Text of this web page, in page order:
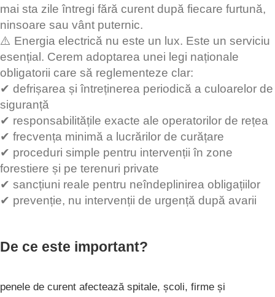
mai sta zile întregi fără curent după fiecare furtună,
ninsoare sau vânt puternic.
⚠️ Energia electrică nu este un lux. Este un serviciu
esențial. Cerem adoptarea unei legi naționale
obligatorii care să reglementeze clar:
✔ defrișarea și întreținerea periodică a culoarelor de
siguranță
✔ responsabilitățile exacte ale operatorilor de rețea
✔ frecvența minimă a lucrărilor de curățare
✔ proceduri simple pentru intervenții în zone
forestiere și pe terenuri private
✔ sancțiuni reale pentru neîndeplinirea obligațiilor
✔ prevenție, nu intervenții de urgență după avarii
De ce este important?
penele de curent afectează spitale, școli, firme și